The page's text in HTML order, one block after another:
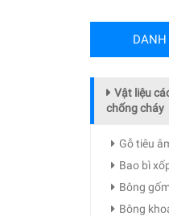
Vật liệu
chống cháy
Gỗ tiêu
Bao bì
Bông
Bông